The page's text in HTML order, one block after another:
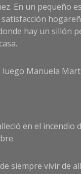
En un pequeño
hay un sillón
luego Manuela
en el incendio
siempre vivir de